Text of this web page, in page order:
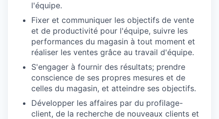
l'équipe.
Fixer et communiquer les objectifs de vente
et de productivité pour l'équipe, suivre les
performances du magasin à tout moment et
réaliser les ventes grâce au travail d'équipe.
S'engager à fournir des résultats; prendre
conscience de ses propres mesures et de
celles du magasin, et atteindre ses objectifs.
Développer les affaires par du profilage-
client, de la recherche de nouveaux clients et